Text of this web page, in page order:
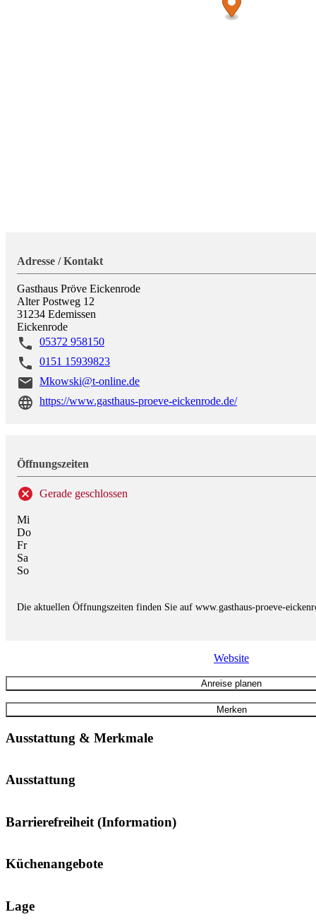
Ausstattung & Merkmale
Ausstattung
Barrierefreiheit (Information)
Küchenangebote
Lage
Adresse / Kontakt
Gasthaus Pröve Eickenrode
Alter Postweg 12
31234 Edemissen
Eickenrode
05372 958150
0151 15939823
Mkowski@t-online.de
https://www.gasthaus-proeve-eickenrode.de/
Öffnungszeiten
Gerade geschlossen
Mi
Do
Fr
Sa
So
Die aktuellen Öffnungszeiten finden Sie auf www.gasthaus-proeve-
Website
Anreise planen
Merken